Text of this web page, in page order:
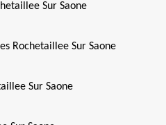
Sur Saone
Rochetaillee Sur Saone
Sur Saone